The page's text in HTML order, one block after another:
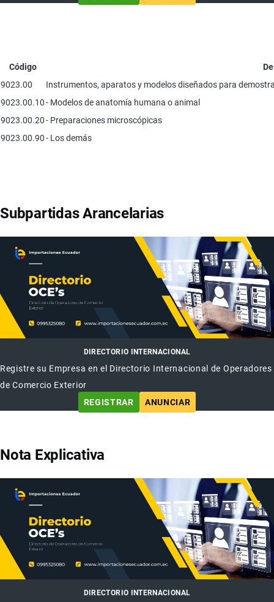
Código
9023.00
Instrumentos, aparatos y modelos diseñados para
9023.00.10- Modelos de anatomía humana o animal
9023.00.20- Preparaciones microscópicas
9023.00.90- Los demás
Subpartidas Arancelarias
DIRECTORIO INTERNACIONAL
Registre su Empresa en el Directorio Internacional de Operadores
de Comercio Exterior
REGISTRAR
ANUNCIAR
Nota Explicativa
DIRECTORIO INTERNACIONAL